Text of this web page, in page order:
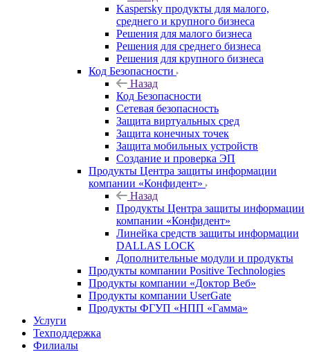
Kaspersky продукты для малого,
среднего и крупного бизнеса
Решения для малого бизнеса
Решения для среднего бизнеса
Решения для крупного бизнеса
Код Безопасности
Назад
Код Безопасности
Сетевая безопасность
Защита виртуальных сред
Защита конечных точек
Защита мобильных устройств
Создание и проверка ЭП
Продукты Центра защиты информации
компании «Конфидент»
Назад
Продукты Центра защиты информации
компании «Конфидент»
Линейка средств защиты информации
DALLAS LOCK
Дополнительные модули и продукты
Продукты компании Positive Technologies
Продукты компании «Доктор Веб»
Продукты компании UserGate
Продукты ФГУП «НПП «Гамма»
Услуги
Техподдержка
Филиалы